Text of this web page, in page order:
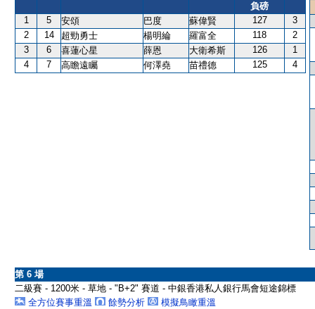
負磅
1 5 安頌 巴度 蘇偉賢 127
3
2
14 超勁勇士 楊明綸 羅富全 118
2
3
6 喜蓮心星 薛恩 大衛希斯 126
1
4
7 高瞻遠矚 何澤堯 苗禮德 125 4
第 6 場
二級賽 - 1200米 - 草地 - "B+2" 賽道 - 中銀香港私人銀行馬會短途錦標
全方位賽事重溫
餘勢分析
模擬鳥瞰重溫